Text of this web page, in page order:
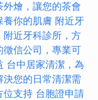
外燴，讓您的茶會
養你的肌膚 附近牙
附近牙科診所，方
徵信公司，專業可
台中居家清潔，為
您的日常清潔需
位支持 台胞證申請